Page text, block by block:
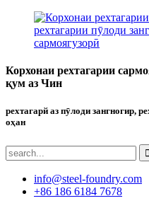
Корхонаи рехтагарии
қум аз Чин
рехтагарй аз пӯлоди зангногир,
оҳан
info@steel-foundry.com
+86 186 6184 7678